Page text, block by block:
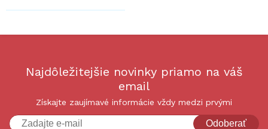
Najdôležitejšie novinky priamo na váš
email
Získajte zaujímavé informácie vždy medzi prvými
Odoberať